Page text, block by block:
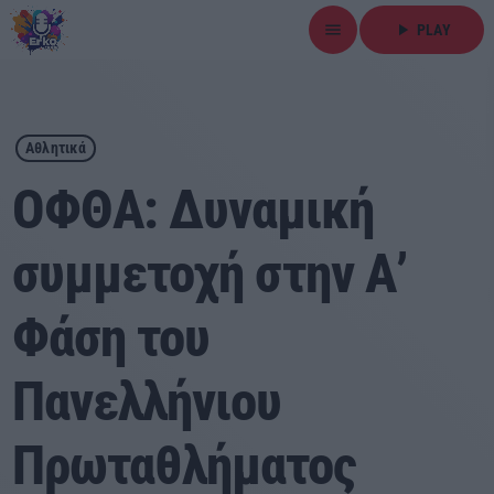
menu play_arrow PLAY
close
play_arrow ΕΡΚΟ
Αρχική
Εκπομπές
Ειδήσεις
Αθλητικά
Αθλητικά
ΟΦΘΑ: Δυναμική
συμμετοχή στην Α’
Φάση του
Πανελλήνιου
Πρωταθλήματος